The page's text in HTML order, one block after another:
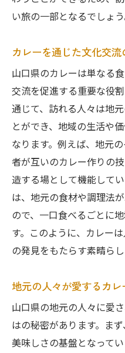
い旅の一部となるでしょう
カレーを通じた文化交流
山口県のカレーは単なる
交流を促進する重要な役
通じて、訪れる人々は地
とができ、地域の生活や
なります。例えば、地元
者が互いのカレー作りの
造する場として機能して
は、地元の食材や調理法
ので、一口食べるごとに
す。このように、カレー
の発見をもたらす素晴ら
地元の人々が愛するカレ
山口県の地元の人々に愛
はの秘密があります。ま
美味しさの基盤となって